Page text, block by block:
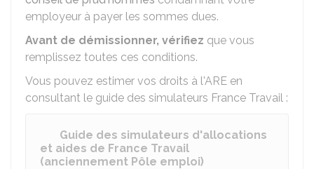
employeur à payer les sommes dues.
Avant de démissionner, vérifiez que vous
remplissez toutes ces conditions.
Vous pouvez estimer vos droits à l'ARE en
consultant le guide des simulateurs France Travail :
Guide des simulateurs d'allocations
et aides de France Travail
(anciennement Pôle emploi)